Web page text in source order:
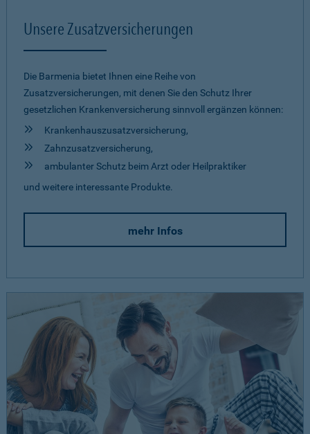
Unsere Zusatzversicherungen
Die Barmenia bietet Ihnen eine Reihe von
Zusatzversicherungen, mit denen Sie den Schutz Ihrer
gesetzlichen Krankenversicherung sinnvoll ergänzen können:
Krankenhauszusatzversicherung,
Zahnzusatzversicherung,
ambulanter Schutz beim Arzt oder Heilpraktiker
und weitere interessante Produkte.
mehr Infos